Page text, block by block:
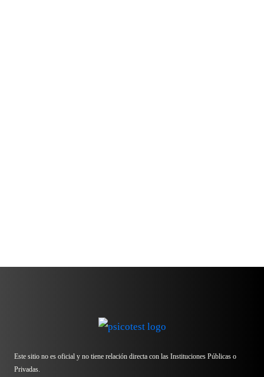
Este sitio no es oficial y no tiene relación directa con las Instituciones Públicas o
Privadas.